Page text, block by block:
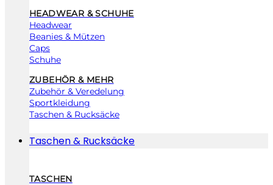
HEADWEAR & SCHUHE
Headwear
Beanies & Mützen
Caps
Schuhe
ZUBEHÖR & MEHR
Zubehör & Veredelung
Sportkleidung
Taschen & Rucksäcke
Taschen & Rucksäcke
TASCHEN